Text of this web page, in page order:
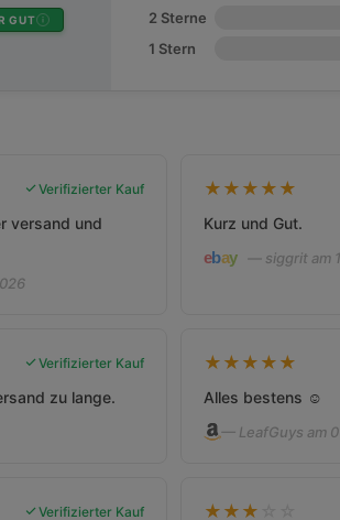
GUT 2 Sterne
1 Stern
Verifizierter Kauf
versand und
★ ★ ★ ★ ★
Kurz und Gut.
— siggrit am
Verifizierter Kauf
zu lange.
★ ★ ★ ★ ★
Alles bestens ☺️
— LeafGuys am
Verifizierter Kauf ★ ★ ★